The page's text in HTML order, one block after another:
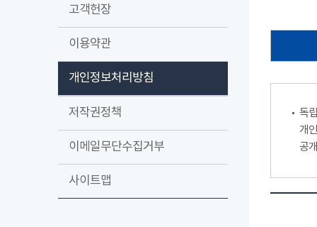
고객헌장
이용약관
개인정보처리방침
저작권정책
이메일무단수집거부
사이트맵
독
개
공